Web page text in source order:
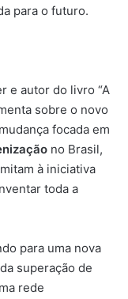
para o futuro.
e autor do livro “A
sobre o novo
focada em
no Brasil,
à iniciativa
toda a
para uma nova
superação de
rede